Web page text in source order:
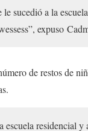
sucedió a la
expuso
de restos de
escuela residencial